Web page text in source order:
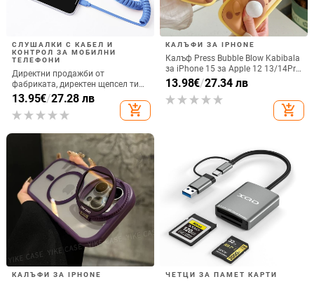
СЛУШАЛКИ С КАБЕЛ И
КОНТРОЛ ЗА МОБИЛНИ
ТЕЛЕФОНИ
Директни продажби от
фабриката, директен щепсел тип
C, мобилен телефон, Douyin
Internet Celebrity, електрически
микрофон, слушалки с C порт,
13.95€/27.28 лв
add_shopping_cart
КАЛЪФИ ЗА IPHONE
Калъф Press Bubble Blow Kabibala
за iPhone 15 за Apple 12 13/14Pro
Max, устойчив на изпускане 11
13.98€/27.34 лв
add_shopping_cart
КАЛЪФИ ЗА IPHONE ЧЕТЦИ ЗА ПАМЕТ КАРТИ